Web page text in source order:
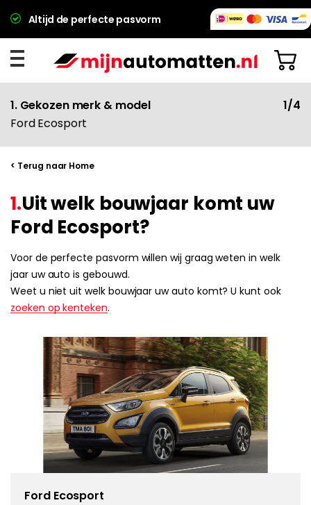
Altijd de perfecte pasvorm
1. Gekozen merk & model
Ford Ecosport
1/4
< Terug naar Home
1.Uit welk bouwjaar komt uw
Ford Ecosport?
Voor de perfecte pasvorm willen wij graag weten in welk
jaar uw auto is gebouwd.
Weet u niet uit welk bouwjaar uw auto komt? U kunt ook
zoeken op kenteken.
Ford Ecosport